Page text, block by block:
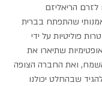
הריאליזם
שהתפתח בברית
פוליטיות על ידי
שתיארו את
ואת החברה הצופה
שבהחלט יכולנו